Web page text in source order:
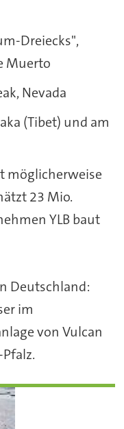
Dreiecks",
Muerto
Nevada
(Tibet) und am
möglicherweise
23 Mio.
YLB baut
Deutschland:
im
von Vulcan